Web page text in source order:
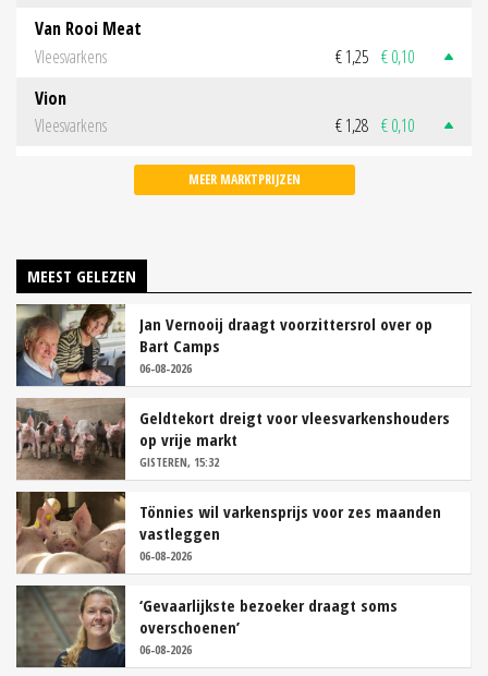
Van Rooi Meat
Vleesvarkens
€ 1,25 € 0,10
Vion
Vleesvarkens
€ 1,28 € 0,10
MEER MARKTPRIJZEN
MEEST GELEZEN
Jan Vernooij draagt voorzittersrol over op
Bart Camps
06-08-2026
Geldtekort dreigt voor vleesvarkenshouders
op vrije markt
GISTEREN, 15:32
Tönnies wil varkensprijs voor zes maanden
vastleggen
06-08-2026
‘Gevaarlijkste bezoeker draagt soms
overschoenen’
06-08-2026